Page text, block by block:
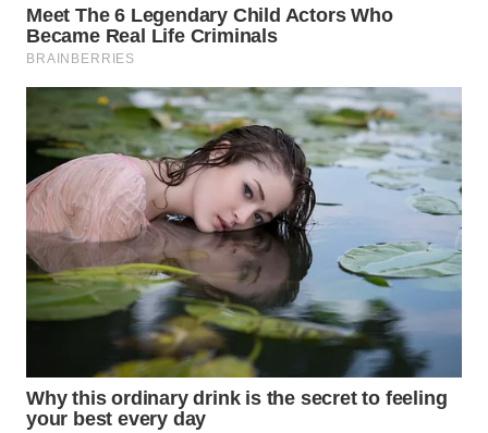
WN
NATUNA
WN
BINTAN
WN
MANDALIKA
WN
LIKUPANG
LABUANBAJO